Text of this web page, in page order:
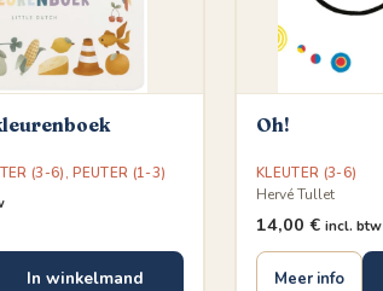
(3-6),PEUTER (1-3)
In winkelmand
Oh!
KLEUTER (3-6)
Hervé Tullet
14,00 € incl. btw
Meer info